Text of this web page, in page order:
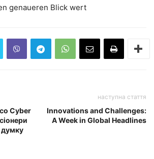
genaueren Blick wert
Cyber
думку
наступна стаття
Innovations and Challenges:
A Week in Global Headlines